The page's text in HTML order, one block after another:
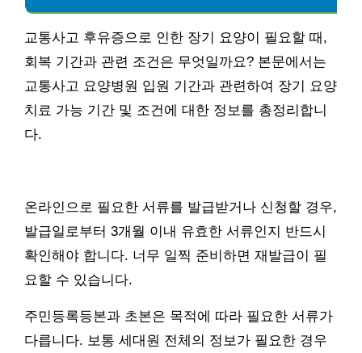
교통사고 후유증으로 인한 장기 요양이 필요할 때,
회복 기간과 관련 조건은 무엇일까요? 본문에서는
교통사고 요양병원 입원 기간과 관련하여 장기 요양
치료 가능 기간 및 조건에 대한 정보를 총정리합니
다.
온라인으로 필요한 서류를 발급받거나 신청할 경우,
발급일로부터 3개월 이내 유효한 서류인지 반드시
확인해야 합니다. 너무 일찍 준비하면 재발급이 필
요할 수 있습니다.
주민등록등본과 초본은 목적에 따라 필요한 서류가
다릅니다. 보통 세대원 전체의 정보가 필요한 경우